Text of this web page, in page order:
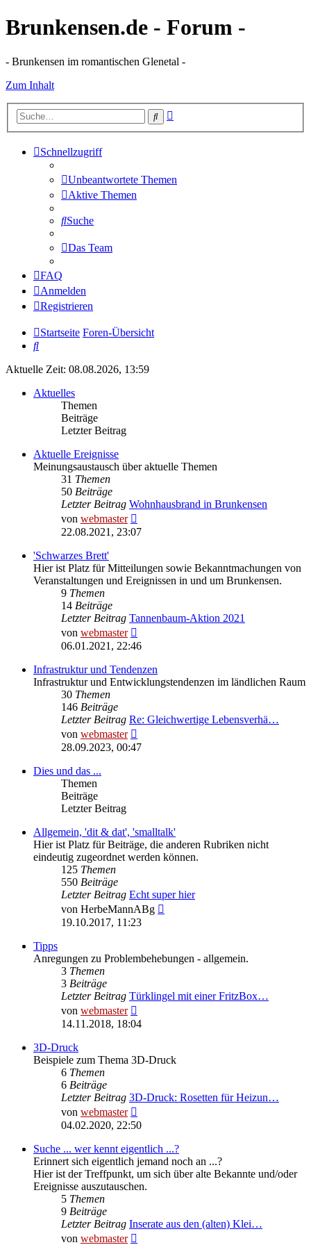
Brunkensen.de - Forum -
- Brunkensen im romantischen Glenetal -
Zum Inhalt
Suche
Schnellzugriff
Unbeantwortete Themen
Aktive Themen
Suche
Das Team
FAQ
Anmelden
Registrieren
Startseite Foren-Übersicht
Suche
Aktuelle Zeit: 08.08.2026, 13:59
Aktuelles
Themen
Beiträge
Letzter Beitrag
Aktuelle Ereignisse
Meinungsaustausch über aktuelle Themen
31 Themen
50 Beiträge
Letzter Beitrag Wohnhausbrand in Brunkensen
von webmaster
Beitrag
22.08.2021, 23:07
'Schwarzes Brett'
Hier ist Platz für Mitteilungen sowie Bekanntmachungen von
Veranstaltungen und Ereignissen in und um Brunkensen.
9 Themen
14 Beiträge
Letzter Beitrag Tannenbaum-Aktion 2021
von webmaster
Beitrag
06.01.2021, 22:46
Infrastruktur und Tendenzen
Infrastruktur und Entwicklungstendenzen im ländlichen Raum
30 Themen
146 Beiträge
Letzter Beitrag Re: Gleichwertige Lebensverhä…
von webmaster
Beitrag
28.09.2023, 00:47
Dies und das ...
Themen
Beiträge
Letzter Beitrag
Allgemein, 'dit & dat', 'smalltalk'
Hier ist Platz für Beiträge, die anderen Rubriken nicht
eindeutig zugeordnet werden können.
125 Themen
550 Beiträge
Letzter Beitrag Echt super hier
von HerbeMannABg
19.10.2017, 11:23
Tipps
Anregungen zu Problembehebungen - allgemein.
3 Themen
3 Beiträge
Letzter Beitrag Türklingel mit einer FritzBox…
von webmaster
Beitrag
14.11.2018, 18:04
3D-Druck
Beispiele zum Thema 3D-Druck
6 Themen
6 Beiträge
Letzter Beitrag 3D-Druck: Rosetten für Heizun…
von webmaster
Beitrag
04.02.2020, 22:50
Suche ... wer kennt eigentlich ...?
Erinnert sich eigentlich jemand noch an ...?
Hier ist der Treffpunkt, um sich über alte Bekannte und/oder
Ereignisse auszutauschen.
5 Themen
9 Beiträge
Letzter Beitrag Inserate aus den (alten) Klei…
von webmaster